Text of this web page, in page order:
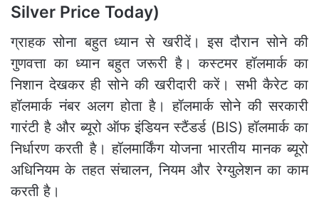
Silver Price Today)
ग्राहक सोना बहुत ध्यान से खरीदें। इस दौरान सोने की
गुणवत्ता का ध्यान बहुत जरूरी है। कस्टमर हॉलमार्क का
निशान देखकर ही सोने की खरीदारी करें। सभी कैरेट का
हॉलमार्क नंबर अलग होता है। हॉलमार्क सोने की सरकारी
गारंटी है और ब्यूरो ऑफ इंडियन स्टैंडर्ड (BIS) हॉलमार्क का
निर्धारण करती है। हॉलमार्किंग योजना भारतीय मानक ब्यूरो
अधिनियम के तहत संचालन, नियम और रेग्युलेशन का काम
करती है।